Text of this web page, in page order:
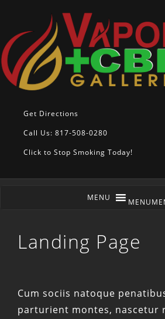
Get Directions
Call Us: 817-508-0280
Click to Stop Smoking Today!
MENU
Landing Page
Cum sociis natoque
parturient montes, nascetur